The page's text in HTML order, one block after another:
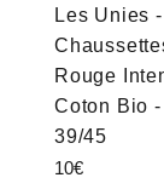
Les Unies -
Rouge
Coton Bio -
39/45
Prix
10€